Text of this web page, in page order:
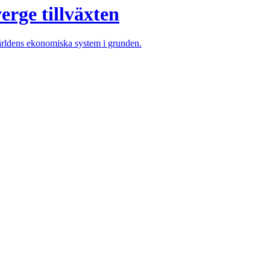
tillväxten
ekonomiska system i grunden.